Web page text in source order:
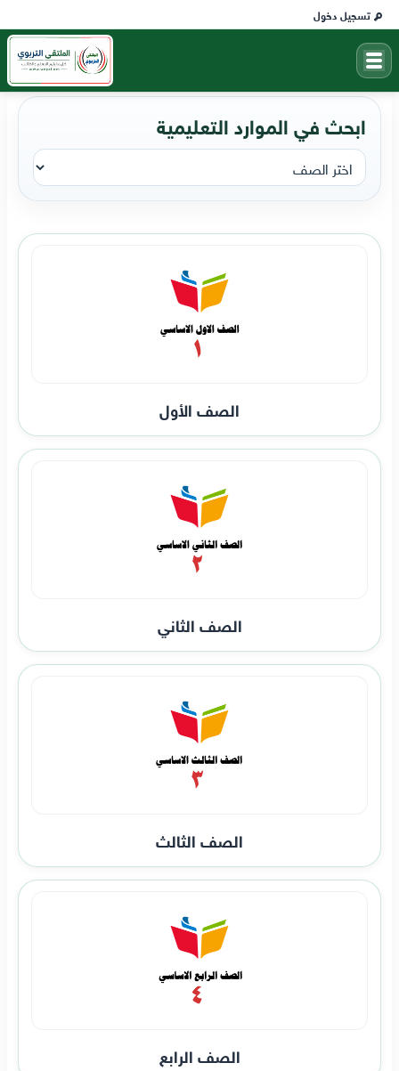
تسجيل دخول
ابحث في الموارد التعليمية
الصف الأول
الصف الثاني
الصف الثالث
الصف الرابع